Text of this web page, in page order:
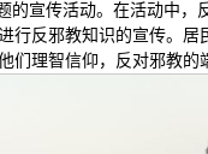
的宣传活动。在活动中，
行反邪教知识的宣传。居
理智信仰，反对邪教的